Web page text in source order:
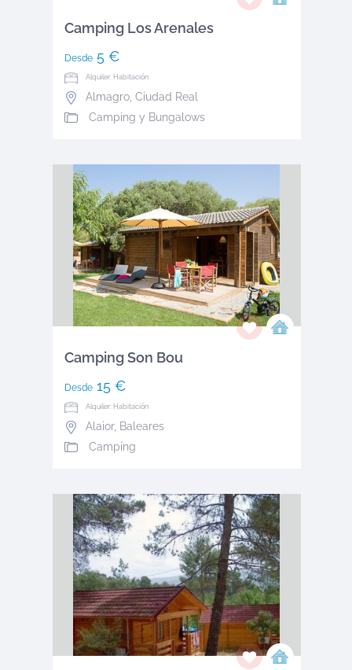
Camping Los Arenales
Desde5 €
Alquiler: Habitación
Almagro, Ciudad Real
Camping y Bungalows
Camping Son Bou
Desde15 €
Alquiler: Habitación
Alaior, Baleares
Camping